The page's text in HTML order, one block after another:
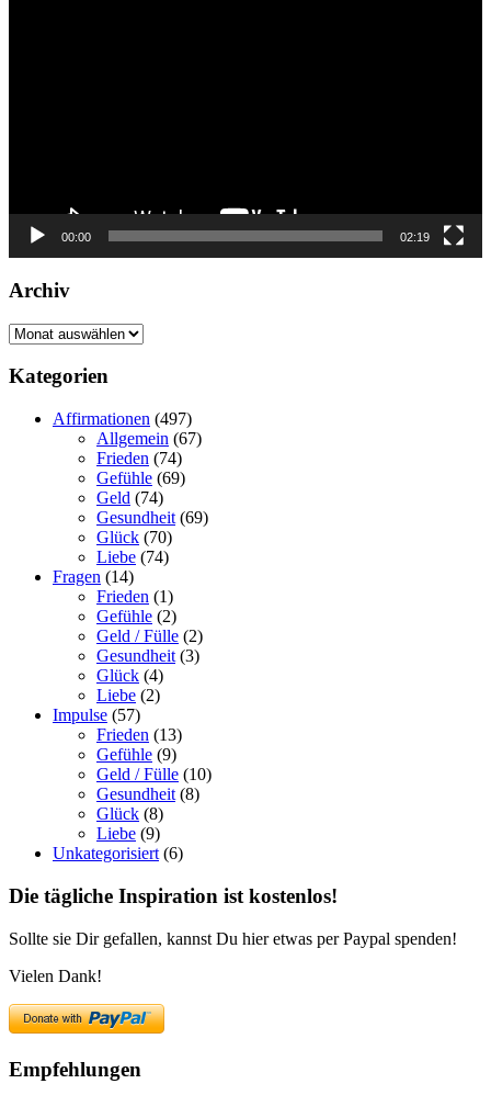
00:00 02:19
Archiv
Archiv
Kategorien
Affirmationen (497)
Allgemein (67)
Frieden (74)
Gefühle (69)
Geld (74)
Gesundheit (69)
Glück (70)
Liebe (74)
Fragen (14)
Frieden (1)
Gefühle (2)
Geld / Fülle (2)
Gesundheit (3)
Glück (4)
Liebe (2)
Impulse (57)
Frieden (13)
Gefühle (9)
Geld / Fülle (10)
Gesundheit (8)
Glück (8)
Liebe (9)
Unkategorisiert (6)
Die tägliche Inspiration ist kostenlos!
Sollte sie Dir gefallen, kannst Du hier etwas per Paypal spenden!
Vielen Dank!
Empfehlungen